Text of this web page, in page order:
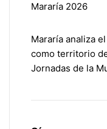
Mararía 2026
Mararía analiza
como territorio
Jornadas de la